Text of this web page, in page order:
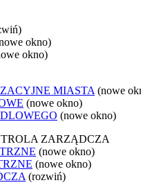
okno)
okno)
MIASTA (nowe
(nowe okno)
(nowe okno)
ZARZĄDCZA
(nowe okno)
(nowe okno)
(rozwiń)